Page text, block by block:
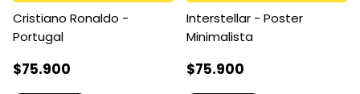
Cristiano Ronaldo -
Portugal
$75.900
Interstellar - Poster
Minimalista
$75.900